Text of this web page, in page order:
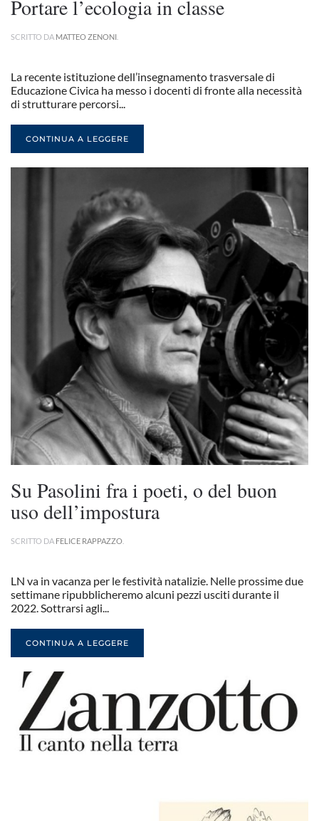
Portare l’ecologia in classe
SCRITTO DA MATTEO ZENONI
La recente istituzione dell’insegnamento trasversale di
Educazione Civica ha messo i docenti di fronte alla necessità
di strutturare percorsi...
CONTINUA A LEGGERE
Su Pasolini fra i poeti, o del buon
uso dell’impostura
SCRITTO DA FELICE RAPPAZZO
LN va in vacanza per le festività natalizie. Nelle prossime due
settimane ripubblicheremo alcuni pezzi usciti durante il
2022. Sottrarsi agli...
CONTINUA A LEGGERE